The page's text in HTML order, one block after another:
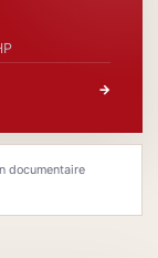
→
documentaire